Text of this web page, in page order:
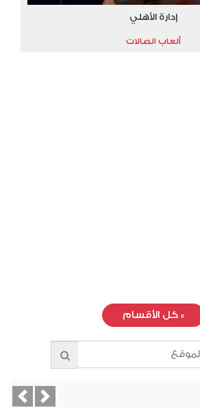
إدارة الأهلي
ألعاب الصالات
» كل الأقسام
Next